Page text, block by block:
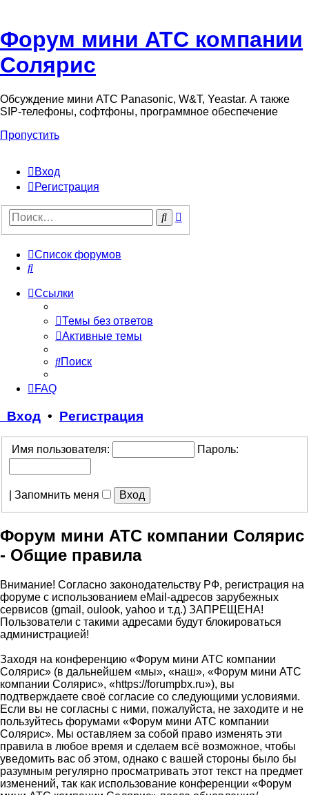
Форум мини АТС компании
Солярис
Обсуждение мини АТС Panasonic, W&T, Yeastar. А также
SIP-телефоны, софтфоны, программное обеспечение
Пропустить
Вход
Регистрация
Поиск
Список форумов
Поиск
Ссылки
Темы без ответов
Активные темы
Поиск
FAQ
Вход • Регистрация
Имя пользователя: Пароль:
Запомнить меня
Форум мини АТС компании Солярис
- Общие правила
Внимание! Согласно законодательству РФ, регистрация на
форуме с использованием eMail-адресов зарубежных
сервисов (gmail, oulook, yahoo и т.д.) ЗАПРЕЩЕНА!
Пользователи с такими адресами будут блокироваться
администрацией!
Заходя на конференцию «Форум мини АТС компании
Солярис» (в дальнейшем «мы», «наш», «Форум мини АТС
компании Солярис», «https://forumpbx.ru»), вы
подтверждаете своё согласие со следующими условиями.
Если вы не согласны с ними, пожалуйста, не заходите и не
пользуйтесь форумами «Форум мини АТС компании
Солярис». Мы оставляем за собой право изменять эти
правила в любое время и сделаем всё возможное, чтобы
уведомить вас об этом, однако с вашей стороны было бы
разумным регулярно просматривать этот текст на предмет
изменений, так как использование конференции «Форум